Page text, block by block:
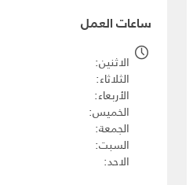
ساعات العمل
الاثنين
الثلاثاء
الأربعاء
الخميس
الجمعة
السبت
الاحد